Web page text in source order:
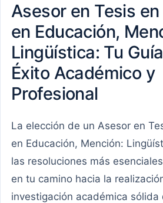
Asesor en Tesis
en Educación,
Lingüística: Tu
Éxito Académico y
Profesional
La elección de un Asesor en
en Educación, Mención:
las resoluciones más
en tu camino hacia la
investigación académica sólida